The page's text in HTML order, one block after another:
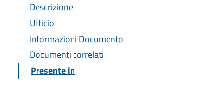
Descrizione
Ufficio
Informazioni Documento
Documenti correlati
Presente in